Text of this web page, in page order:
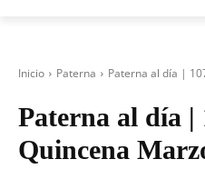
Inicio Paterna Paterna al día |
Paterna al día |
Quincena